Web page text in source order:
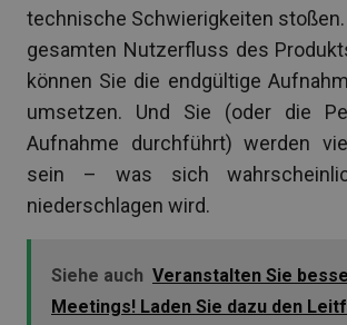
technische Schwierigkeiten stoßen.
gesamten Nutzerfluss des
können Sie die endgültige
umsetzen. Und Sie (oder die
Aufnahme durchführt) werden
sein – was sich
niederschlagen wird.
Siehe auch Veranstalten Sie
Meetings! Laden Sie dazu den